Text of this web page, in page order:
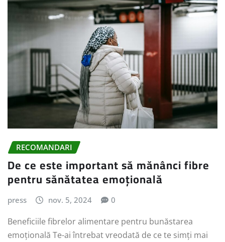
RECOMANDARI
De ce este important să mănânci fibre
pentru sănătatea emoțională
press nov. 5, 2024 0
Beneficiile fibrelor alimentare pentru bunăstarea
emoțională Te-ai întrebat vreodată de ce te simți mai